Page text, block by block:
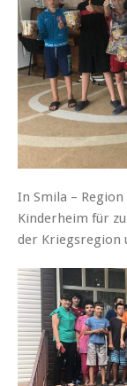
In Smila –
Kinderheim für
der Kriegsregion